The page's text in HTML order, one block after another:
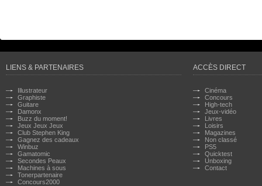
LIENS & PARTENAIRES
Illustrateur
Graphiste
Guitare
Damonx
Buzz du moment!
Jeux Jeux Jeux
Club Stephen King
Gagnez des cadeaux
Winbuz
Gamatomic
Secondes Peaux
Machines à sous
Tonerpartenaire
Concours2000
ACCÈS DIRECT
Cinéma
Concours
High-tech
Jeux-vidéo
Livres
Loisirs
Magazines
Non classé
PS5
Quicktest
Unboxing
Contact